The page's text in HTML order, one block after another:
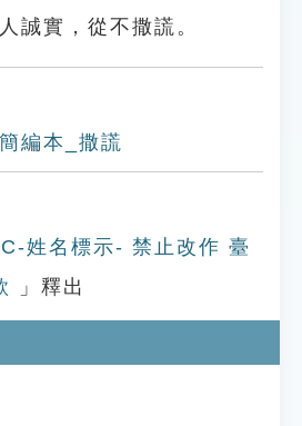
誠實，從不撒謊。
編本_撒謊
姓名標示- 禁止改作 臺
」釋出